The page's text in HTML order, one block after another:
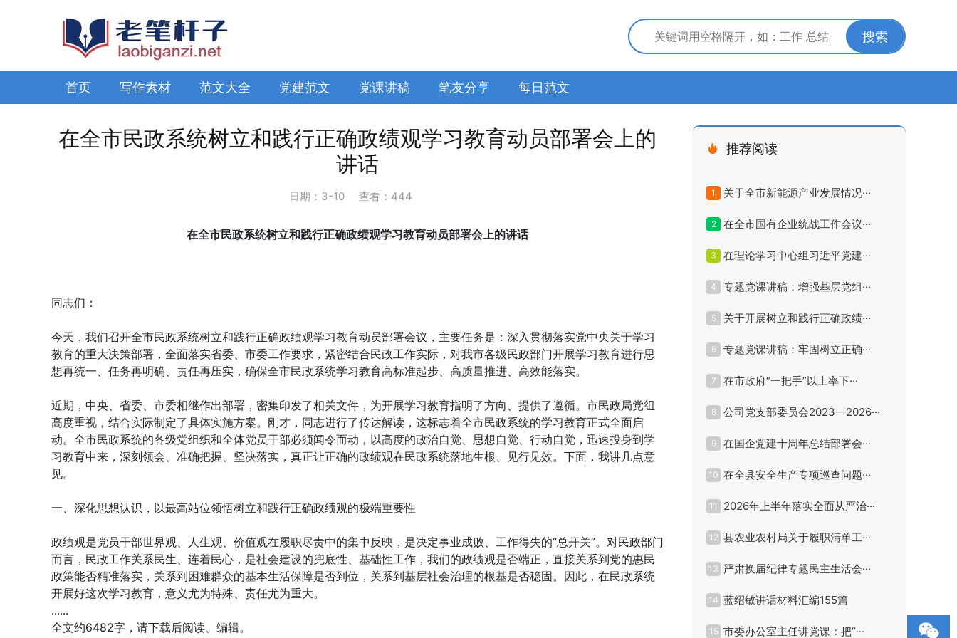
搜索
首页 写作素材 范文大全 党建范文 党课讲稿 笔友分享 每日范文
在全市民政系统树立和践行正确政绩观学习教育动员部署会上的
讲话
日期： 3-10 查看：444
在全市民政系统树立和践行正确政绩观学习教育动员部署会上的讲话
同志们：
今天，我们召开全市民政系统树立和践行正确政绩观学习教育动员部署会议，主要任务是：深入贯彻落实党中央关于学习
教育的重大决策部署，全面落实省委、市委工作要求，紧密结合民政工作实际，对我市各级民政部门开展学习教育进行思
想再统一、任务再明确、责任再压实，确保全市民政系统学习教育高标准起步、高质量推进、高效能落实。
近期，中央、省委、市委相继作出部署，密集印发了相关文件，为开展学习教育指明了方向、提供了遵循。市民政局党组
高度重视，结合实际制定了具体实施方案。刚才，同志进行了传达解读，这标志着全市民政系统的学习教育正式全面启
动。全市民政系统的各级党组织和全体党员干部必须闻令而动，以高度的政治自觉、思想自觉、行动自觉，迅速投身到学
习教育中来，深刻领会、准确把握、坚决落实，真正让正确的政绩观在民政系统落地生根、见行见效。下面，我讲几点意
见。
一、深化思想认识，以最高站位领悟树立和践行正确政绩观的极端重要性
政绩观是党员干部世界观、人生观、价值观在履职尽责中的集中反映，是决定事业成败、工作得失的“总开关”。对民政部门
而言，民政工作关系民生、连着民心，是社会建设的兜底性、基础性工作，我们的政绩观是否端正，直接关系到党的惠民
政策能否精准落实，关系到困难群众的基本生活保障是否到位，关系到基层社会治理的根基是否稳固。因此，在民政系统
开展好这次学习教育，意义尤为特殊、责任尤为重大。
......
全文约6482字，请下载后阅读、编辑。
推荐阅读
1 关于全市新能源产业发展情况···
2 在全市国有企业统战工作会议···
3 在理论学习中心组习近平党建···
4 专题党课讲稿：增强基层党组···
5 关于开展树立和践行正确政绩···
6 专题党课讲稿：牢固树立正确···
7 在市政府“一把手”以上率下···
8 公司党支部委员会2023—2026···
9 在国企党建十周年总结部署会···
10 在全县安全生产专项巡查问题···
11 2026年上半年落实全面从严治···
12 县农业农村局关于履职清单工···
13 严肃换届纪律专题民主生活会···
14 蓝绍敏讲话材料汇编155篇
15 市委办公室主任讲党课：把“···